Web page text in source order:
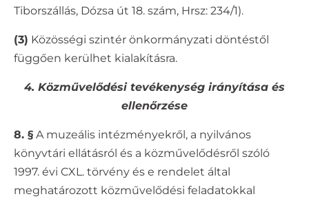
Tiborszállás, Dózsa út 18. szám, Hrsz: 234/1).
(3) Közösségi szintér önkormányzati döntéstől
függően kerülhet kialakításra.
4. Közművelődési tevékenység irányítása és
ellenőrzése
8. § A muzeális intézményekről, a nyilvános
könyvtári ellátásról és a közművelődésről szóló
1997. évi CXL. törvény és e rendelet által
meghatározott közművelődési feladatokkal